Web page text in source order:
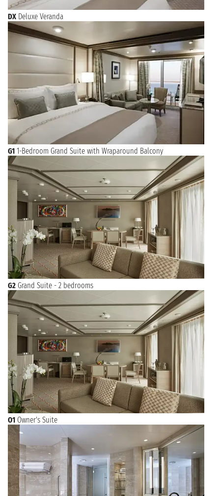
sábado, 19 de septiembre de
2026
DX Deluxe Veranda
G1 1-Bedroom Grand Suite with Wraparound Balcony
G2 Grand Suite - 2 bedrooms
O1 Owner's Suite